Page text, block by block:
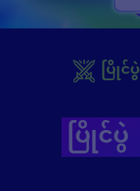
ပြိုင်ပွဲ
ပြိုင်ပွဲ